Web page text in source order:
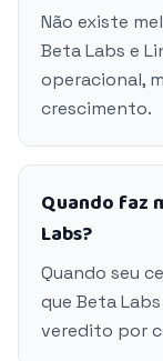
Não existe
Beta Labs e
operacional,
crescimento.
Quando faz
Labs?
Quando seu
que Beta
veredito por